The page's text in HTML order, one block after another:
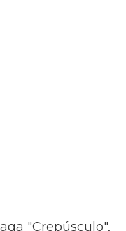
"Crepúsculo",